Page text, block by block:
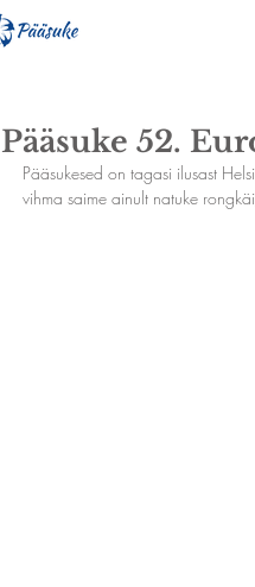
Pääsuke 52.
Pääsukesed on tagasi ilusast
vihma saime ainult natuke